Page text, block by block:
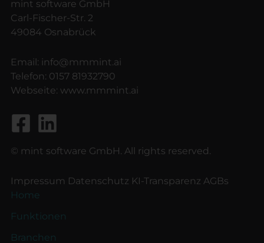
mint software GmbH
Carl-Fischer-Str. 2
49084 Osnabrück
Email: info@mmmint.ai
Telefon: 0157 81932790
Webseite: www.mmmint.ai
© mint software GmbH. All rights reserved.
Impressum Datenschutz KI-Transparenz AGBs
Home
Funktionen
Branchen